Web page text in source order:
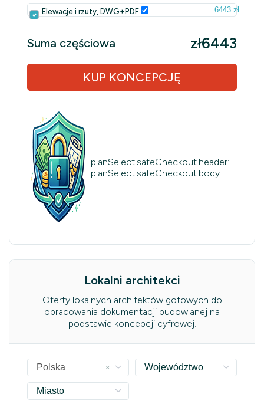
Elewacje i rzuty, DWG+PDF 6443 zł
Suma częściowa zł6443
KUP KONCEPCJĘ
planSelect.safeCheckout.header:
planSelect.safeCheckout.body
Lokalni architekci
Oferty lokalnych architektów gotowych do
opracowania dokumentacji budowlanej na
podstawie koncepcji cyfrowej.
×
Polska Województwo
Miasto